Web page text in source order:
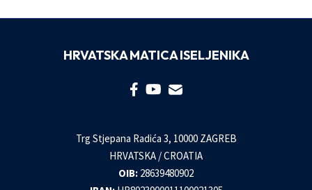
HRVATSKA MATICA ISELJENIKA
Trg Stjepana Radića 3, 10000 ZAGREB
HRVATSKA / CROATIA
OIB: 28639480902